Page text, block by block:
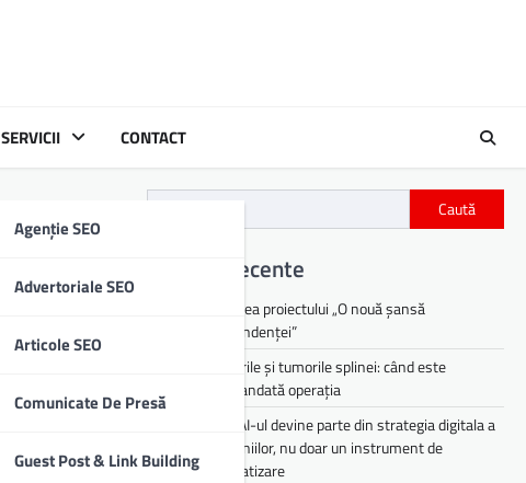
SERVICII
Agenție SEO
Advertoriale SEO
Articole SEO
Comunicate De Presă
Guest Post & Link Building
CONTACT
Caută
Articole recente
Lansarea proiectului „O nouă șansă
independenței”
Chisturile și tumorile splinei: când este
recomandată operația
De ce AI-ul devine parte din strategia digitala a
companiilor, nu doar un instrument de
automatizare